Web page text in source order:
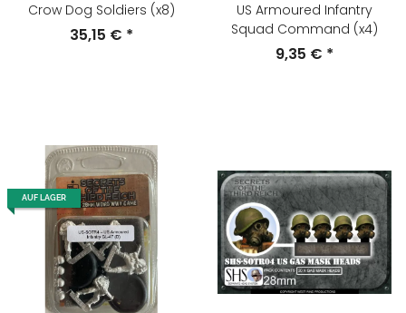
Crow Dog Soldiers (x8)
35,15 € *
US Armoured Infantry
Squad Command (x4)
9,35 € *
AUF LAGER